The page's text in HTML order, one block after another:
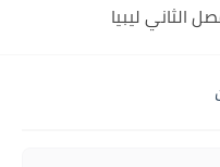
الثاني ليبيا